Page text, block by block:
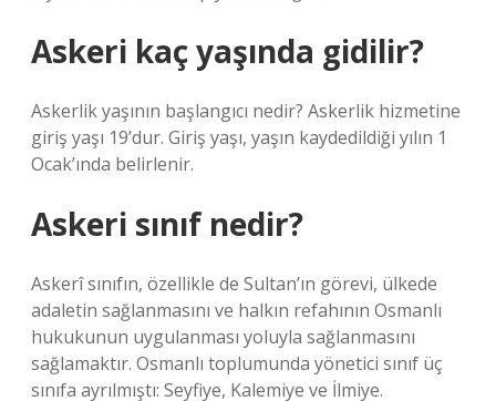
Askeri kaç yaşında gidilir?
Askerlik yaşının başlangıcı nedir? Askerlik hizmetine
giriş yaşı 19’dur. Giriş yaşı, yaşın kaydedildiği yılın 1
Ocak’ında belirlenir.
Askeri sınıf nedir?
Askerî sınıfın, özellikle de Sultan’ın görevi, ülkede
adaletin sağlanmasını ve halkın refahının Osmanlı
hukukunun uygulanması yoluyla sağlanmasını
sağlamaktır. Osmanlı toplumunda yönetici sınıf üç
sınıfa ayrılmıştı: Seyfiye, Kalemiye ve İlmiye.